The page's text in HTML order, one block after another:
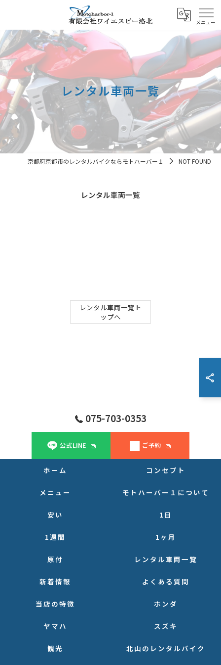
レンタル車両一覧
京都府京都市のレンタルバイクならモトハーバー１ NOT FOUND
レンタル車両一覧
レンタル車両一覧ト
ップへ
075-703-0353
公式LINE ご予約
ホーム コンセプト
メニュー モトハーバー１について
安い 1日
1週間 1ヶ月
原付 レンタル車両一覧
新着情報 よくある質問
当店の特徴 ホンダ
ヤマハ スズキ
観光 北山のレンタルバイク